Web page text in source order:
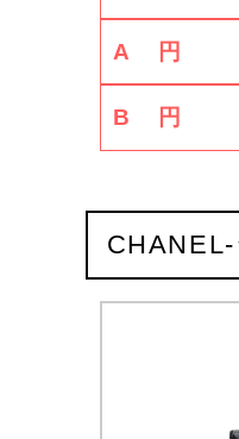
A 円
B 円